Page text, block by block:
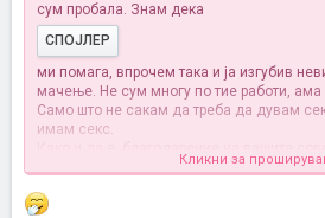
сум пробала. Знам дека
СПОЈЛЕР
ми помага, впрочем така и ја изгубив
мачење. Не сум многу по тие работи, ама
Само што не сакам да треба да дувам
имам секс.
си фаќам ја бадемите у раце и патот под
опуштена и
Кликни за